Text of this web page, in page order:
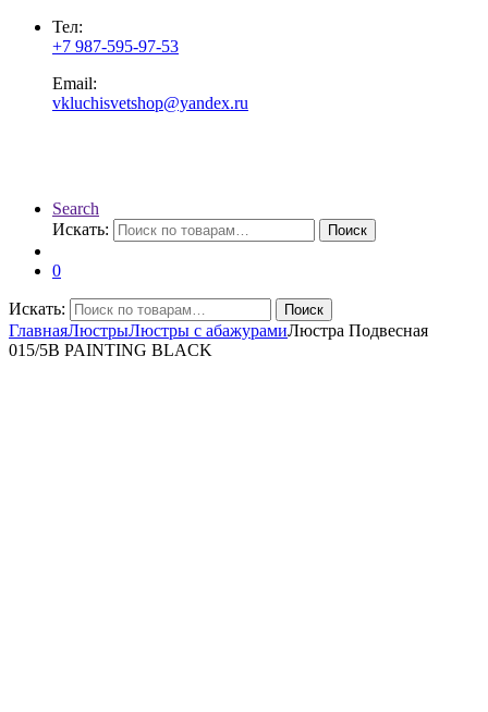
Тел:
+7 987-595-97-53
Email:
vkluchisvetshop@yandex.ru
Search
Искать:
Поиск
0
Искать: Поиск
ГлавнаяЛюстрыЛюстры с абажурамиЛюстра Подвесная
015/5B PAINTING BLACK